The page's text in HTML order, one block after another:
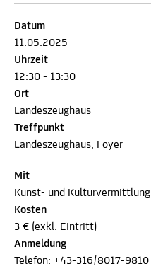
Datum
11.05.2025
Uhrzeit
12:30 - 13:30
Ort
Landeszeughaus
Treffpunkt
Landeszeughaus, Foyer
Mit
Kunst- und Kulturvermittlung
Kosten
3 € (exkl. Eintritt)
Anmeldung
Telefon: +43-316/8017-9810